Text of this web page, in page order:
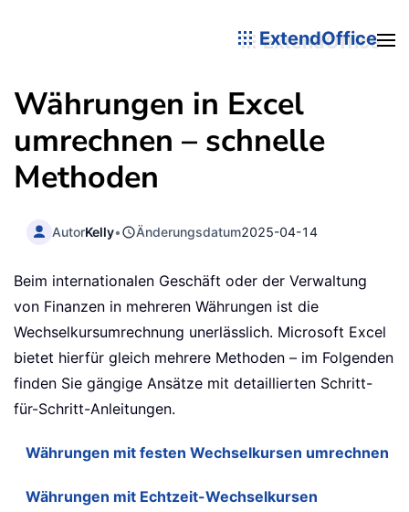
ExtendOffice
Währungen in Excel
umrechnen – schnelle
Methoden
AutorKelly• Änderungsdatum2025-04-14
Beim internationalen Geschäft oder der Verwaltung
von Finanzen in mehreren Währungen ist die
Wechselkursumrechnung unerlässlich. Microsoft Excel
bietet hierfür gleich mehrere Methoden – im Folgenden
finden Sie gängige Ansätze mit detaillierten Schritt-
für-Schritt-Anleitungen.
Währungen mit festen Wechselkursen umrechnen
Währungen mit Echtzeit-Wechselkursen